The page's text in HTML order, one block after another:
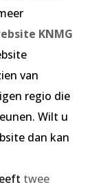
ebsite KNMG
van
regio die
Wilt u
dan kan
twee